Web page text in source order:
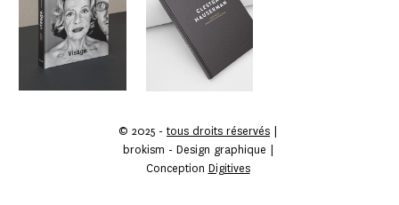
Visage mis à nu
DESIGN GRAPHIQUE
Clestra
Hauserman
DESIGN GRAPHIQUE
© 2025 - tous droits réservés
brokism - Design graphique |
Conception Digitives